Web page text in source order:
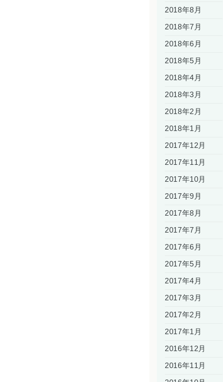
2018年8月
2018年7月
2018年6月
2018年5月
2018年4月
2018年3月
2018年2月
2018年1月
2017年12月
2017年11月
2017年10月
2017年9月
2017年8月
2017年7月
2017年6月
2017年5月
2017年4月
2017年3月
2017年2月
2017年1月
2016年12月
2016年11月